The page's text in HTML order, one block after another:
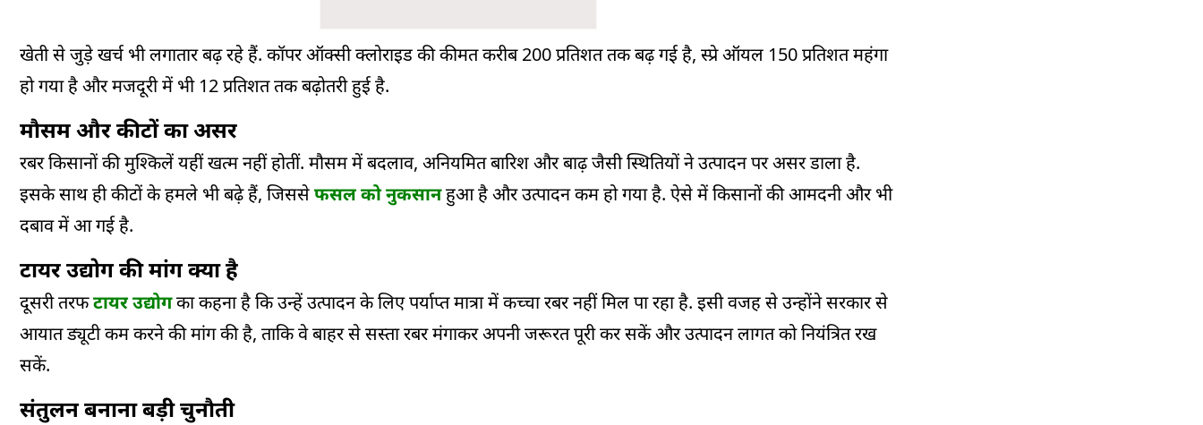
खेती से जुड़े खर्च भी लगातार बढ़ रहे हैं. कॉपर ऑक्सी क्लोराइड की कीमत करीब 200 प्रतिशत तक बढ़ गई है, स्प्रे ऑयल 150 प्रतिशत महंगा
हो गया है और मजदूरी में भी 12 प्रतिशत तक बढ़ोतरी हुई है.
मौसम और कीटों का असर
रबर किसानों की मुश्किलें यहीं खत्म नहीं होतीं. मौसम में बदलाव, अनियमित बारिश और बाढ़ जैसी स्थितियों ने उत्पादन पर असर डाला है.
इसके साथ ही कीटों के हमले भी बढ़े हैं, जिससेफसल को नुकसानहुआ है और उत्पादन कम हो गया है. ऐसे में किसानों की आमदनी और भी
दबाव में आ गई है.
टायर उद्योग की मांग क्या है
दूसरी तरफटायर उद्योगका कहना है कि उन्हें उत्पादन के लिए पर्याप्त मात्रा में कच्चा रबर नहीं मिल पा रहा है. इसी वजह से उन्होंने सरकार से
आयात ड्यूटी कम करने की मांग की है, ताकि वे बाहर से सस्ता रबर मंगाकर अपनी जरूरत पूरी कर सकें और उत्पादन लागत को नियंत्रित रख
सकें.
संतुलन बनाना बड़ी चुनौती